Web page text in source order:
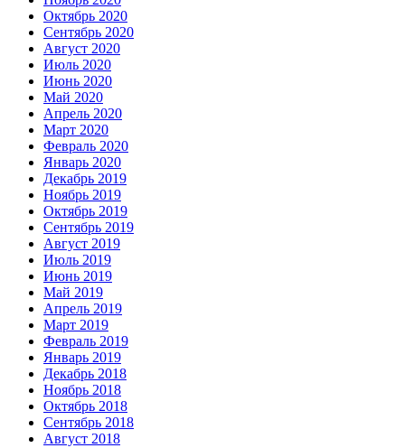
Октябрь 2020
Сентябрь 2020
Август 2020
Июль 2020
Июнь 2020
Май 2020
Апрель 2020
Март 2020
Февраль 2020
Январь 2020
Декабрь 2019
Ноябрь 2019
Октябрь 2019
Сентябрь 2019
Август 2019
Июль 2019
Июнь 2019
Май 2019
Апрель 2019
Март 2019
Февраль 2019
Январь 2019
Декабрь 2018
Ноябрь 2018
Октябрь 2018
Сентябрь 2018
Август 2018